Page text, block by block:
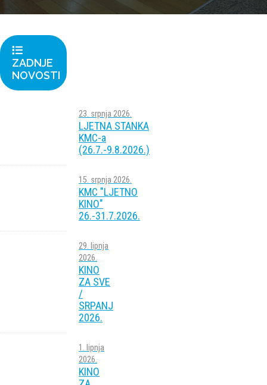
ZADNJE
NOVOSTI
23. srpnja 2026.
LJETNA STANKA
KMC-a
(26.7.-9.8.2026.)
15. srpnja 2026.
KMC "LJETNO
KINO"
26.-31.7.2026.
29. lipnja
2026.
KINO
ZA SVE
/
SRPANJ
2026.
1. lipnja
2026.
KINO